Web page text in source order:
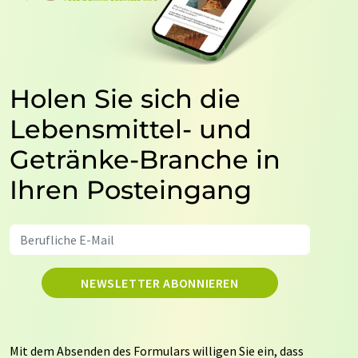
Holen Sie sich die
Lebensmittel- und
Getränke-Branche in
Ihren Posteingang
NEWSLETTER ABONNIEREN
Mit dem Absenden des Formulars willigen Sie ein, dass